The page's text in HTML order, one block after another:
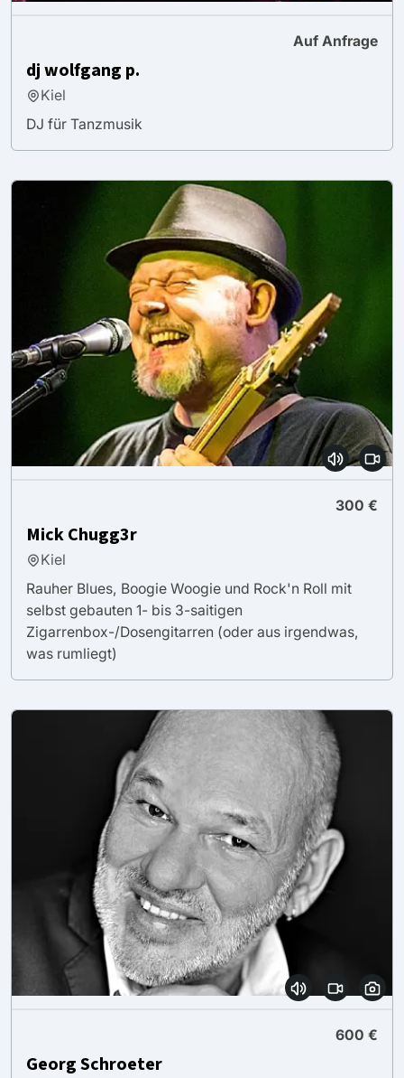
Auf Anfrage
dj wolfgang p.
Kiel
DJ für Tanzmusik
300 €
Mick Chugg3r
Kiel
Rauher Blues, Boogie Woogie und Rock'n Roll mit
selbst gebauten 1- bis 3-saitigen
Zigarrenbox-/Dosengitarren (oder aus irgendwas,
was rumliegt)
600 €
Georg Schroeter